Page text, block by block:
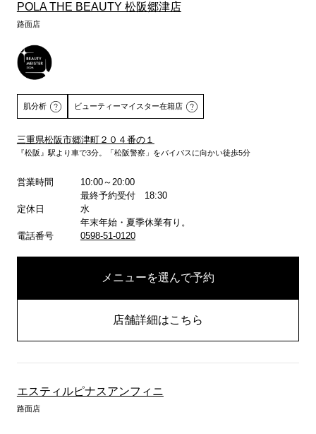
POLA THE BEAUTY 松阪郷津店
路面店
肌分析
詳しくはこちら
ビューティーマイスター在籍店
三重県松阪市郷津町２０４番の１
『松阪』駅より車で3分。「松阪警察」をバイパスに向かい徒歩5分
営業時間
10:00～20:00
最終予約受付 18:30
定休日
水
年末年始・夏季休業有り。
電話番号
0598-51-0120
メニューを選んで予約
店舗詳細はこちら
エスティルピナスアンフィニ
路面店